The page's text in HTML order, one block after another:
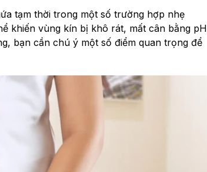
tạm thời trong một số trường hợp nhẹ
khiến vùng kín bị khô rát, mất cân bằng pH
bạn cần chú ý một số điểm quan trọng để